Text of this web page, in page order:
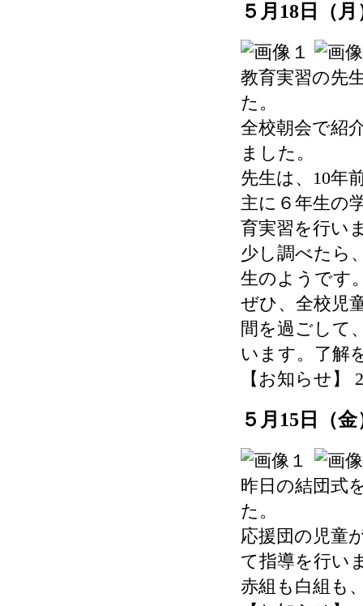
５月18日（
教育実習の先
た。
全校朝会で紹
ました。
先生は、10年
主に６年生の
育実習を行い
少し調べたら
生のようです
ぜひ、全校児
間を過ごして
います。了解
【お知らせ】
５月15日（
昨日の結団式
た。
応援団の児童
て指導を行い
赤組も白組も